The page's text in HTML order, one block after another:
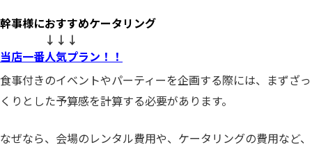
幹事様におすすめケータリング
↓↓↓
当店一番人気プラン！！
食事付きのイベントやパーティーを企画する際には、まずざっ
くりとした予算感を計算する必要があります。
なぜなら、会場のレンタル費用や、ケータリングの費用など、